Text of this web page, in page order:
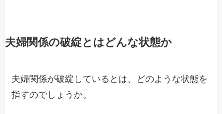
夫婦関係の破綻とはどんな状態か
夫婦関係が破綻しているとは、どのような状態を
指すのでしょうか。